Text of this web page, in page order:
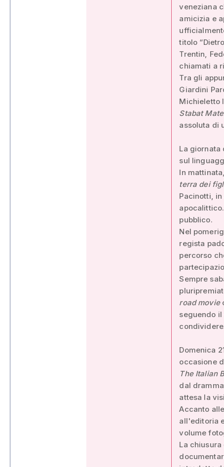
veneziana
amicizia e
titolo
Trentin,
chiamati a
Tra gli
Giardini
Michieletto
Stabat
assoluta di
La giornata
sul
In
terra dei
Pacinotti,
pubblico.
Nel
regista
percorso
Sempre
road movie
seguendo
Domenica
occasione
The Italian
dal
attesa la
Accanto
all'editoria
volume
La